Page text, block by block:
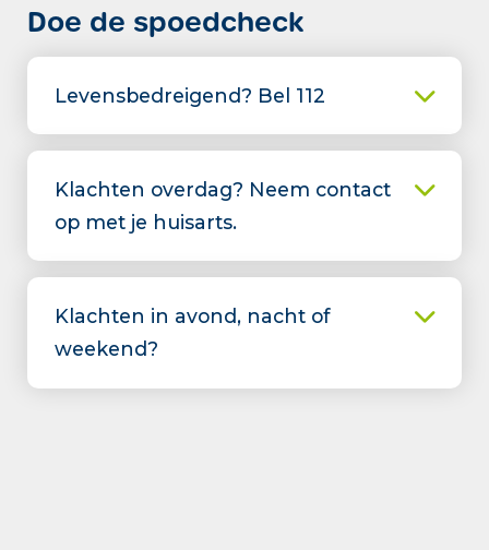
Doe de spoedcheck
Levensbedreigend? Bel 112
Klachten overdag? Neem contact
op met je huisarts.
Klachten in avond, nacht of
weekend?